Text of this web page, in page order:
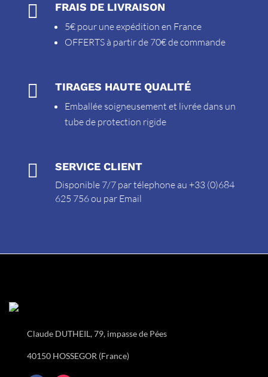
 FRAIS DE LIVRAISON
5€ pour une expédition en France
OFFERTS à partir de 70€ de commande
 TIRAGES HAUTE QUALITÉ
Emballée soigneusement et livrée dans un
tube de protection rigide
 SERVICE CLIENT
Disponible 7/7 par télephone au +33 (0)684
625 756 ou par Email
Claude DUTHEIL, 79, impasse de Pées
40150 HOSSEGOR (France)